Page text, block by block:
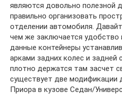
являются довольно полезной
правильно организовать
отделении автомобиля.
чем же заключается удобство
данные контейнеры
арками задних колес и задней
плотно держатся там засчет
существует две модификации
Приора в кузове Седан/